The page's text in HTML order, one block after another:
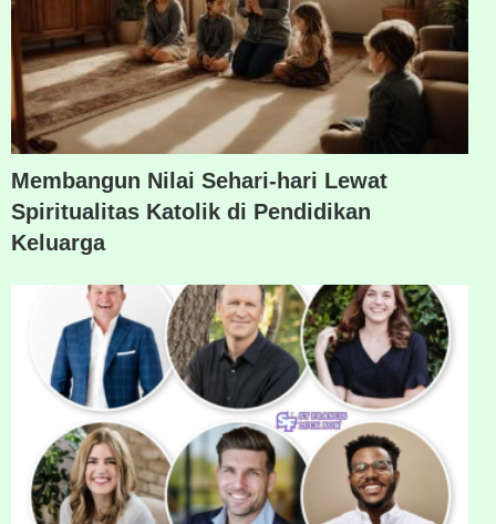
Membangun Nilai Sehari-hari Lewat
Spiritualitas Katolik di Pendidikan
Keluarga